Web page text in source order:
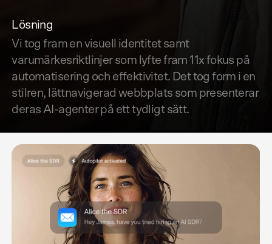
Lösning
Vi tog fram en visuell identitet samt
varumärkesriktlinjer som lyfte fram 11x fokus på
automatisering och effektivitet. Det tog form i en
stilren, lättnavigerad webbplats som presenterar
deras AI-agenter på ett tydligt sätt.